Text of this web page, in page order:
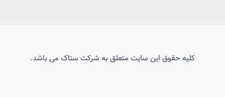
کلیه حقوق این سایت متعلق به شرکت ستاک می باشد.